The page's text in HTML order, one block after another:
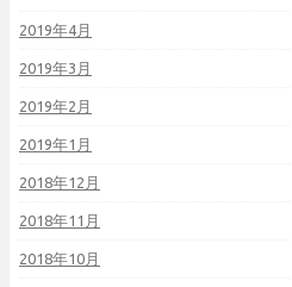
2019年4月
2019年3月
2019年2月
2019年1月
2018年12月
2018年11月
2018年10月